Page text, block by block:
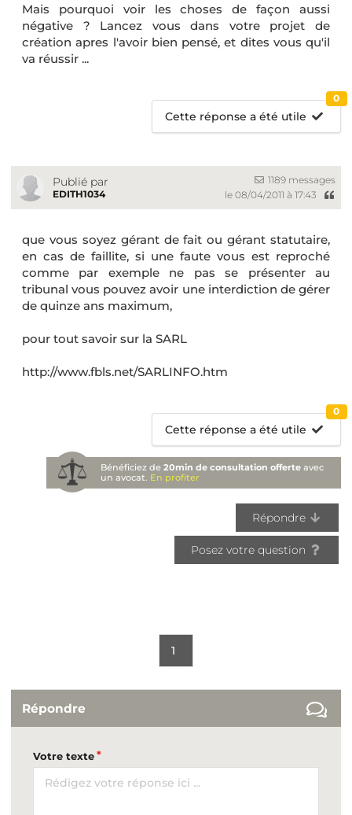
Mais pourquoi voir les choses de façon aussi
négative ? Lancez vous dans votre projet de
création apres l'avoir bien pensé, et dites vous qu'il
va réussir ...
Cette réponse a été utile
0
Publié par
EDITH1034
1189 messages
le 08/04/2011 à 17:43
que vous soyez gérant de fait ou gérant statutaire,
en cas de faillite, si une faute vous est reproché
comme par exemple ne pas se présenter au
tribunal vous pouvez avoir une interdiction de gérer
de quinze ans maximum,
pour tout savoir sur la SARL
http://www.fbls.net/SARLINFO.htm
Cette réponse a été utile
0
Bénéficiez de20min de consultation offerte avec
un avocat. En profiter
Répondre
Posez votre question
1
Répondre
Votre texte